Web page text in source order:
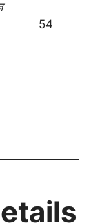
54